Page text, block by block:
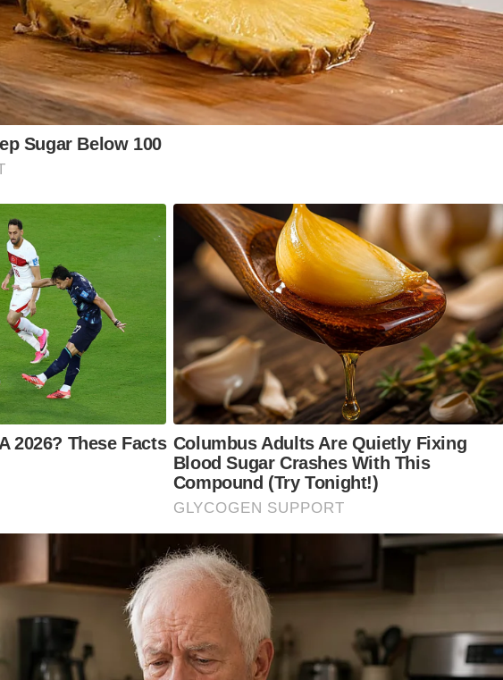
പേർസണൽ ലൈഫിൽ ആണെങ്കിലും ‘NO’
തന്നെ പറയാൻ ശീലിക്കുക. മുഖത്തടിച്ചത് പോലെ പറയണം എന്നല്ല,
വേണം.
എടുക്കുക. ലീവ് എല്ലാം കൂട്ടിയിട്ട് അത് സറണ്ടർ ചെയ്ത് പണം
പട്ടിപ്പണി എടുക്കുമ്പോൾ ഓർക്കുക, ആ പണം ആശുപത്രിയിൽ
നമ്മുടെ സ്ഥാപനം പൂട്ടി പോകുക ഒന്നുമില്ല. നമ്മൾ ഇല്ല എങ്കിലും
മുന്നോട്ട് പോകുക തന്നെ ചെയ്യും. അതേസമയം, നമുക്ക്
നഷ്ടം നമുക്കും നമ്മുടെ കുടുംബത്തിനും മാത്രം. ഔദ്യോഗിക
അനുശോചനവും, കുറെ പൂവിന്റെ ഇമോജിയും ഉണ്ടാകും. വെറും 24
മറക്കും എന്ന് മാത്രമല്ല, നാളെ നമ്മുടെ സീറ്റിൽ മറ്റൊരാൾ
ചെയ്യുകയും ചെയ്യും.
എത്ര റിസൾട്ട്‌ ഉണ്ടാക്കിയാലും അത് അന്നത്തേക്ക് മാത്രമെ
നിന്ന് കൂടുതൽ പ്രതീക്ഷിക്കും. അതിന് വേണ്ടി നമ്മളെ പരമാവധി
കുഴിക്കുക എന്ന പ്രയോഗം കേട്ടിട്ടില്ലേ, അത് തന്നെ.
എന്നോ, ജോലിയിൽ ഉഴപ്പണം എന്നോ അല്ല, മറിച്ച് ജോലി
തിരിച്ചറിയണം.
കട്ട്‌ ആകുന്ന സാഹചര്യം ആണെങ്കിലും ആവശ്യം എങ്കിൽ ലീവ്
ലീവ് ഒക്കെ എടുക്കും, പക്ഷെ ലീവ് ദിവസത്തിലും ഫുൾ ടൈം
കുടുംബത്തോടൊപ്പം യാത്രകൾ പോയിട്ട്, ടൂറിസം കേന്ദ്രങ്ങളിൽ ഇരുന്ന്
കണ്ടിട്ടുണ്ട്.
ഒരു സ്ഥലത്ത് വെച്ച് ‘ഇന്ന് ഒരു VC ഉണ്ട്, അത് അറ്റൻഡ് ചെയ്യണം’
വീട്ടിലും ഉണ്ട്..!
തീരില്ല, ജോലി ചെയ്ത് കൊണ്ടിരിക്കുന്നവർക്ക് എന്നും ജോലി തന്നെ
ഉയരുന്ന ചോദ്യം, ഇന്നത്തെ കാലത്ത് ഒരു ജോലി